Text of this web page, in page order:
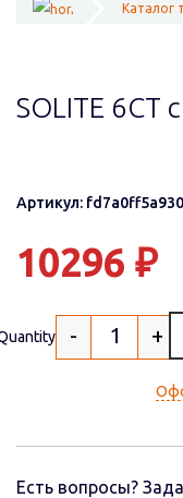
Каталог
SOLITE 6СТ
Артикул: fd7a0ff5a930
10296 ₽
- +
Есть вопросы?